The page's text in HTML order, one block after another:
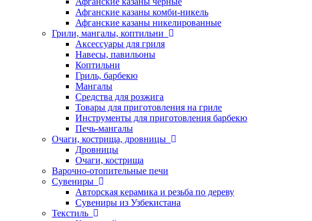
Афганские казаны комби-никель
Афганские казаны никелированные
Грили, мангалы, коптильни
Аксессуары для гриля
Навесы, павильоны
Коптильни
Гриль, барбекю
Мангалы
Средства для розжига
Товары для приготовления на гриле
Инструменты для приготовления барбекю
Печь-мангалы
Очаги, кострища, дровницы
Дровницы
Очаги, кострища
Варочно-отопительные печи
Сувениры
Авторская керамика и резьба по дереву
Сувениры из Узбекистана
Текстиль